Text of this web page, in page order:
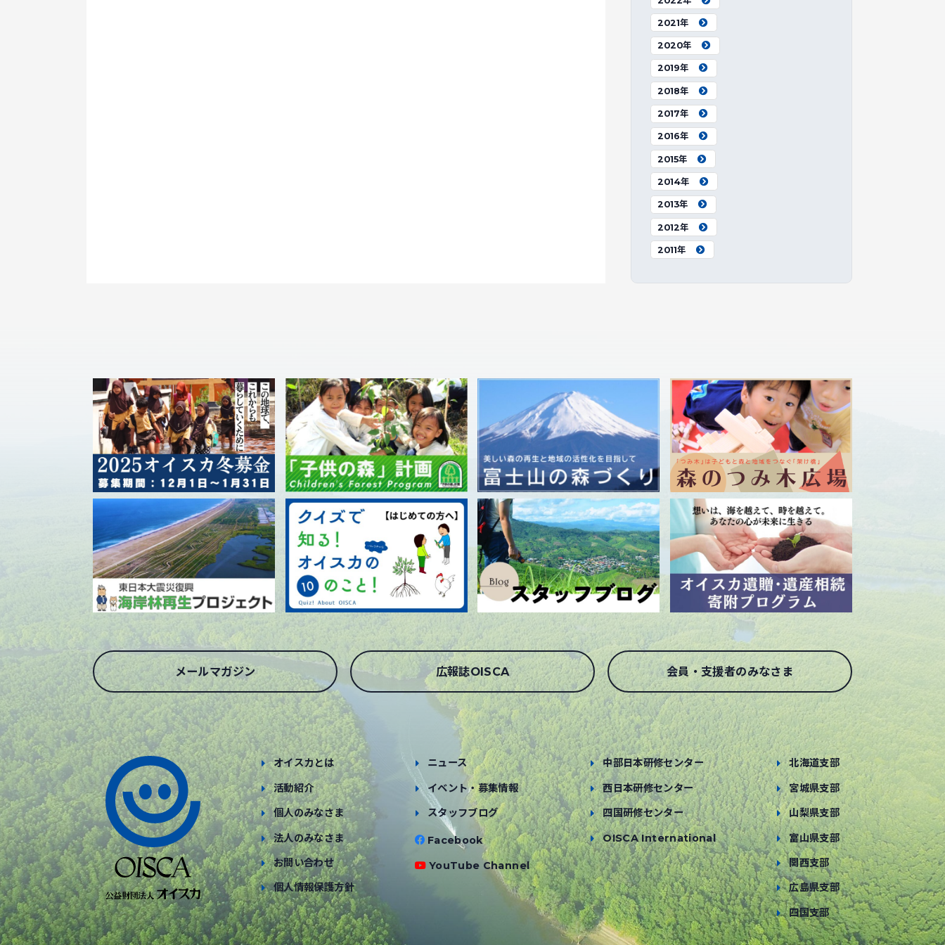
2021年
2020年
2019年
2018年
2017年
2016年
2015年
2014年
2013年
2012年
2011年
メールマガジン 広報誌OISCA 会員・支援者のみなさま
オイスカとは
活動紹介
個人のみなさま
法人のみなさま
お問い合わせ
個人情報保護方針
ニュース
イベント・募集情報
スタッフブログ
Facebook
YouTube Channel
中部日本研修センター
西日本研修センター
四国研修センター
OISCA International
北海道支部
宮城県支部
山梨県支部
富山県支部
関西支部
広島県支部
四国支部